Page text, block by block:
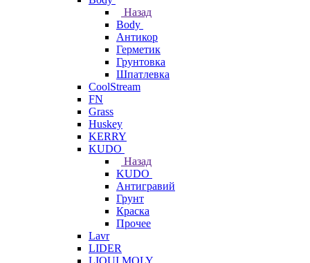
Назад
Body
Антикор
Герметик
Грунтовка
Шпатлевка
CoolStream
FN
Grass
Huskey
KERRY
KUDO
Назад
KUDO
Антигравий
Грунт
Краска
Прочее
Lavr
LIDER
LIQUI MOLY